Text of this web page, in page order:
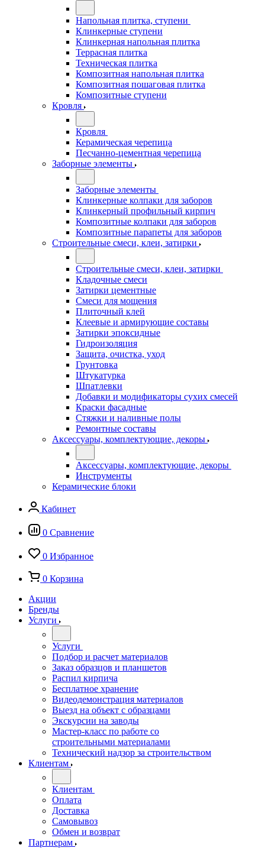
Напольная плитка, ступени
Клинкерные ступени
Клинкерная напольная плитка
Террасная плитка
Техническая плитка
Композитная напольная плитка
Композитная пошаговая плитка
Композитные ступени
Кровля
Кровля
Керамическая черепица
Песчанно-цементная черепица
Заборные элементы
Заборные элементы
Клинкерные колпаки для заборов
Клинкерный профильный кирпич
Композитные колпаки для заборов
Композитные парапеты для заборов
Строительные смеси, клеи, затирки
Строительные смеси, клеи, затирки
Кладочные смеси
Затирки цементные
Смеси для мощения
Плиточный клей
Клеевые и армирующие составы
Затирки эпоксидные
Гидроизоляция
Защита, очистка, уход
Грунтовка
Штукатурка
Шпатлевки
Добавки и модификаторы сухих смесей
Краски фасадные
Стяжки и наливные полы
Ремонтные составы
Аксессуары, комплектующие, декоры
Аксессуары, комплектующие, декоры
Инструменты
Керамические блоки
Кабинет
0 Сравнение
0 Избранное
0 Корзина
Акции
Бренды
Услуги
Услуги
Подбор и расчет материалов
Заказ образцов и планшетов
Распил кирпича
Бесплатное хранение
Видеодемонстрация материалов
Выезд на объект с образцами
Экскурсии на заводы
Мастер-класс по работе со
строительными материалами
Технический надзор за строительством
Клиентам
Клиентам
Оплата
Доставка
Самовывоз
Обмен и возврат
Партнерам